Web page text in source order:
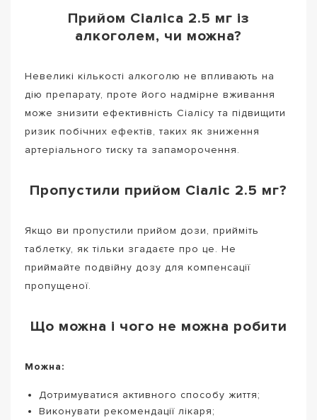
Прийом Сіаліса 2.5 мг із
алкоголем, чи можна?
Невеликі кількості алкоголю не впливають на
дію препарату, проте його надмірне вживання
може знизити ефективність Сіалісу та підвищити
ризик побічних ефектів, таких як зниження
артеріального тиску та запаморочення.
Пропустили прийом Сіаліс 2.5 мг?
Якщо ви пропустили прийом дози, прийміть
таблетку, як тільки згадаєте про це. Не
приймайте подвійну дозу для компенсації
пропущеної.
Що можна і чого не можна робити
Можна:
Дотримуватися активного способу життя;
Виконувати рекомендації лікаря;